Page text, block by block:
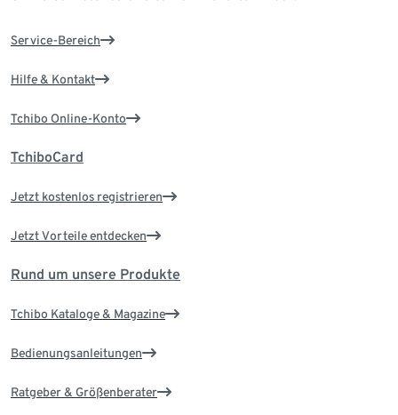
Service-Bereich
Hilfe & Kontakt
Tchibo Online-Konto
TchiboCard
Jetzt kostenlos registrieren
Jetzt Vorteile entdecken
Rund um unsere Produkte
Tchibo Kataloge & Magazine
Bedienungsanleitungen
Ratgeber & Größenberater